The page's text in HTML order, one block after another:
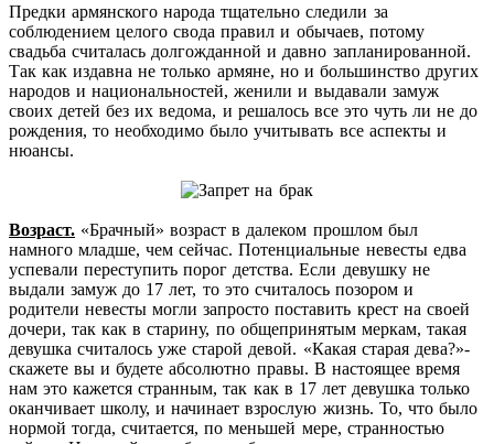
Предки армянского народа тщательно следили за
соблюдением целого свода правил и обычаев, потому
свадьба считалась долгожданной и давно запланированной.
Так как издавна не только армяне, но и большинство других
народов и национальностей, женили и выдавали замуж
своих детей без их ведома, и решалось все это чуть ли не до
рождения, то необходимо было учитывать все аспекты и
нюансы.
Возраст. «Брачный» возраст в далеком прошлом был
намного младше, чем сейчас. Потенциальные невесты едва
успевали переступить порог детства. Если девушку не
выдали замуж до 17 лет, то это считалось позором и
родители невесты могли запросто поставить крест на своей
дочери, так как в старину, по общепринятым меркам, такая
девушка считалось уже старой девой. «Какая старая дева?»-
скажете вы и будете абсолютно правы. В настоящее время
нам это кажется странным, так как в 17 лет девушка только
оканчивает школу, и начинает взрослую жизнь. То, что было
нормой тогда, считается, по меньшей мере, странностью